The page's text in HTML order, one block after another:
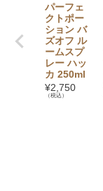
パーフェ
クトポー
ション バ
ズオフ ル
ームスプ
レー ハッ
カ 250ml
¥2,750
（税込）